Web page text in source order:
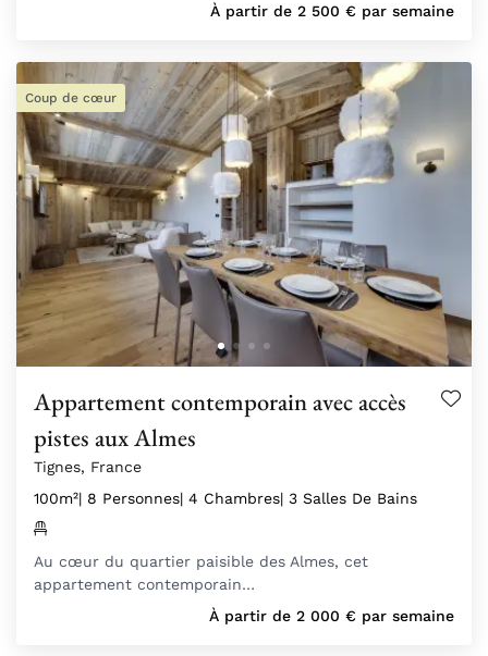
À partir de 2 500 € par semaine
Coup de cœur
Appartement contemporain avec accès
pistes aux Almes
Tignes, France
100m²| 8 Personnes| 4 Chambres| 3 Salles De Bains
Au cœur du quartier paisible des Almes, cet
appartement contemporain…
À partir de 2 000 € par semaine